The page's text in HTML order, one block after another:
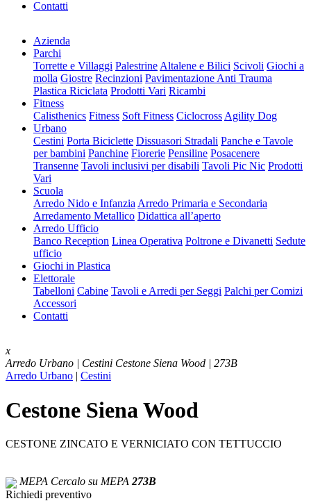
Contatti
Azienda
Parchi
Torrette e Villaggi Palestrine Altalene e Bilici Scivoli Giochi a
molla Giostre Recinzioni Pavimentazione Anti Trauma
Plastica Riciclata Prodotti Vari Ricambi
Fitness
Calisthenics Fitness Soft Fitness Ciclocross Agility Dog
Urbano
Cestini Porta Biciclette Dissuasori Stradali Panche e Tavole
per bambini Panchine Fiorerie Pensiline Posacenere
Transenne Tavoli inclusivi per disabili Tavoli Pic Nic Prodotti
Vari
Scuola
Arredo Nido e Infanzia Arredo Primaria e Secondaria
Arredamento Metallico Didattica all’aperto
Arredo Ufficio
Banco Reception Linea Operativa Poltrone e Divanetti Sedute
ufficio
Giochi in Plastica
Elettorale
Tabelloni Cabine Tavoli e Arredi per Seggi Palchi per Comizi
Accessori
Contatti
x
Arredo Urbano | Cestini Cestone Siena Wood | 273B
Arredo Urbano | Cestini
Cestone Siena Wood
CESTONE ZINCATO E VERNICIATO CON TETTUCCIO
MEPA Cercalo su MEPA 273B
Richiedi preventivo